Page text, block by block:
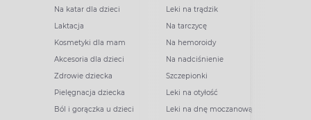
Na katar dla dzieci
Laktacja
Kosmetyki dla mam
Akcesoria dla dzieci
Zdrowie dziecka
Pielęgnacja dziecka
Ból i gorączka u dzieci
Leki na trądzik
Na tarczycę
Na hemoroidy
Na nadciśnienie
Szczepionki
Leki na otyłość
Leki na dnę moczanową